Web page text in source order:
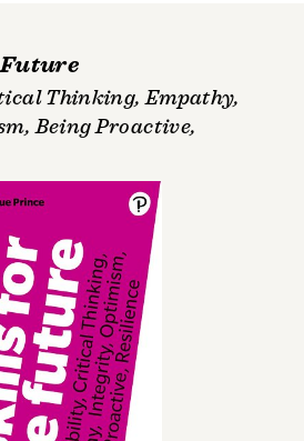
Thinking, Empathy,
Being Proactive,